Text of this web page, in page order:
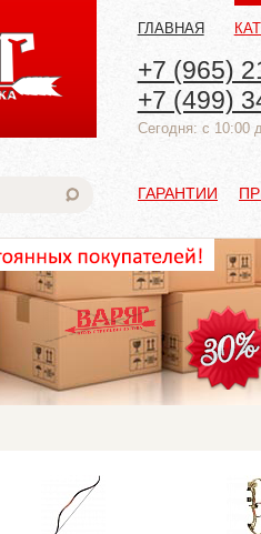
ГЛАВНАЯ
+7 (965)
+7 (499)
Cегодня: с 10:00
ГАРАНТИИ